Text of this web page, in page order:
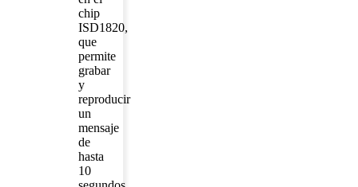
chip
ISD1820,
que
permite
grabar
y
reproducir
un
mensaje
de
hasta
10